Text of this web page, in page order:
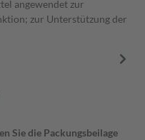
angewendet zur
zur Unterstützung der
Sie die Packungsbeilage